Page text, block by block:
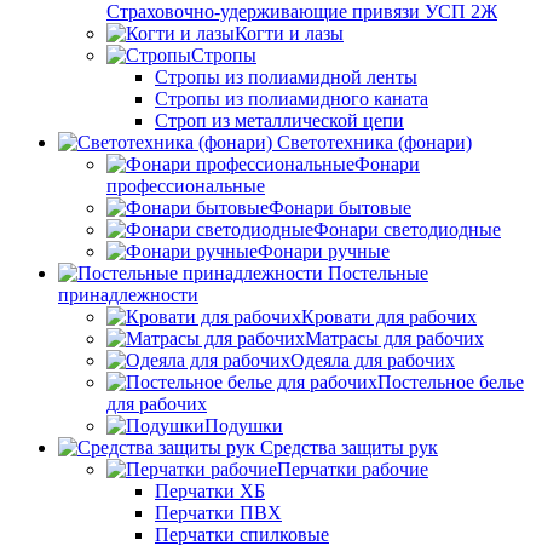
Страховочно-удерживающие привязи УСП 2Ж
Когти и лазы
Стропы
Стропы из полиамидной ленты
Стропы из полиамидного каната
Строп из металлической цепи
Светотехника (фонари)
Фонари
профессиональные
Фонари бытовые
Фонари светодиодные
Фонари ручные
Постельные
принадлежности
Кровати для рабочих
Матрасы для рабочих
Одеяла для рабочих
Постельное белье
для рабочих
Подушки
Средства защиты рук
Перчатки рабочие
Перчатки ХБ
Перчатки ПВХ
Перчатки спилковые